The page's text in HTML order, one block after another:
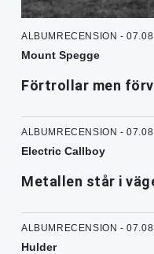
ALBUMRECENSION -
Mount Spegge
Förtrollar men
ALBUMRECENSION -
Electric Callboy
Metallen står i
ALBUMRECENSION -
Hulder